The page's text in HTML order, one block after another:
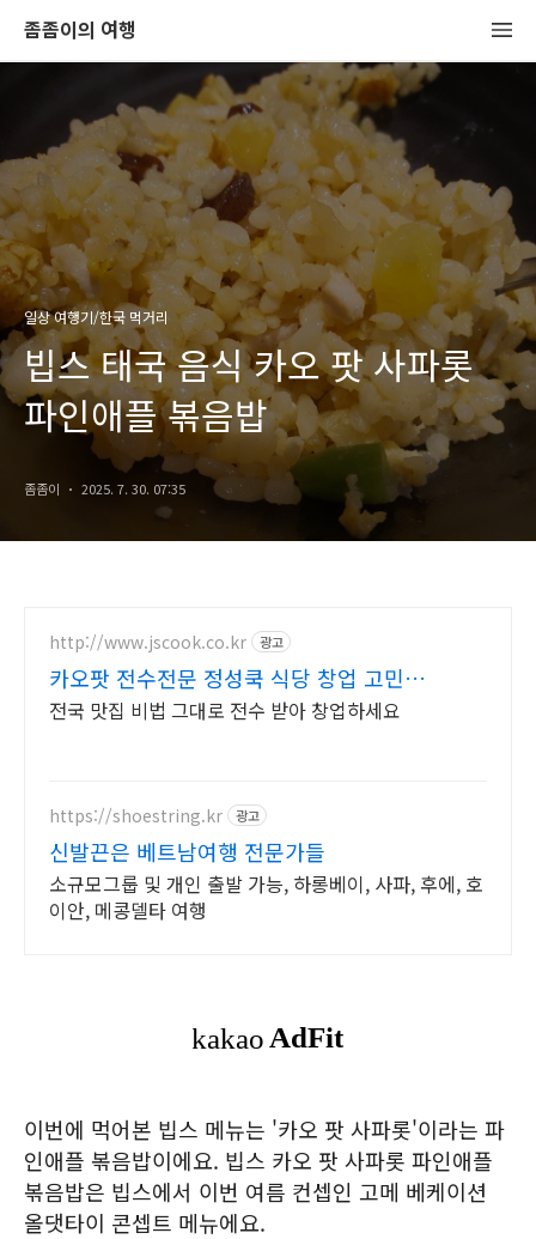
좀좀이의 여행
일상 여행기/한국 먹거리
빕스 태국 음식 카오 팟 사파롯
파인애플 볶음밥
좀좀이 2025. 7. 30. 07:35
http://www.jscook.co.kr 광고
카오팟 전수전문 정성쿡 식당 창업 고민
끝
전국 맛집 비법 그대로 전수 받아 창업하세요
https://shoestring.kr 광고
신발끈은 베트남여행 전문가들
소규모그룹 및 개인 출발 가능, 하롱베이, 사파, 후에, 호
이안, 메콩델타 여행
이번에 먹어본 빕스 메뉴는 '카오 팟 사파롯'이라는 파
인애플 볶음밥이에요. 빕스 카오 팟 사파롯 파인애플
볶음밥은 빕스에서 이번 여름 컨셉인 고메 베케이션
올댓타이 콘셉트 메뉴에요.